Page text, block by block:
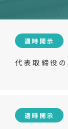
適時開示
代表取締役
適時開示